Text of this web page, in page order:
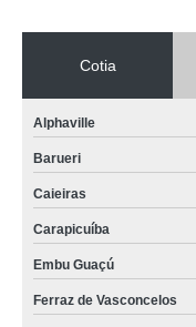
Cotia
Alphaville
Barueri
Caieiras
Carapicuíba
Embu Guaçú
Ferraz de Vasconcelos